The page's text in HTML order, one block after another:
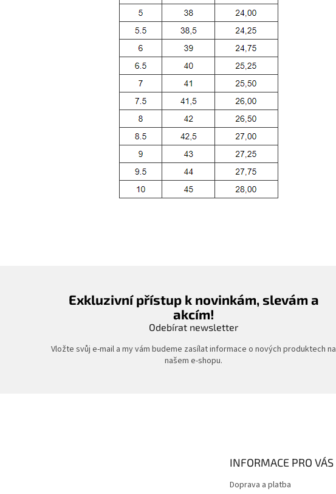
Exkluzivní přístup k novinkám, slevám a
akcím!
Odebírat newsletter
Vložte svůj e-mail a my vám budeme zasílat informace o nových produktech na
našem e-shopu.
INFORMACE PRO VÁS
Doprava a platba